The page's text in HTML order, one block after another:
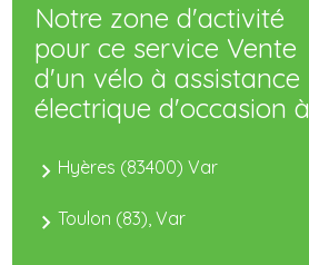
Notre zone d'activité
pour ce service Vente
d'un vélo à assistance
électrique d'occasion à
Hyères (83400) Var
Toulon (83), Var